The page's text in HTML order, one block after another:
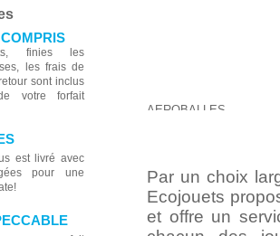
AEROBALLES
Par un choix
Ecojouets
et offre un
finies les
les frais de
sont inclus
votre forfait
est livré avec
pour une